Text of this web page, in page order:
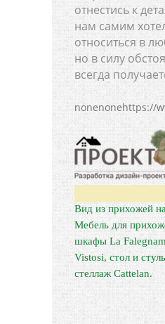
отнестись к
нам самим
относиться в
но в силу
всегда
nonenonehttps://
Вид из прихожей
Мебель для
шкафы La
Vistosi, стол и
стеллаж Cattelan.